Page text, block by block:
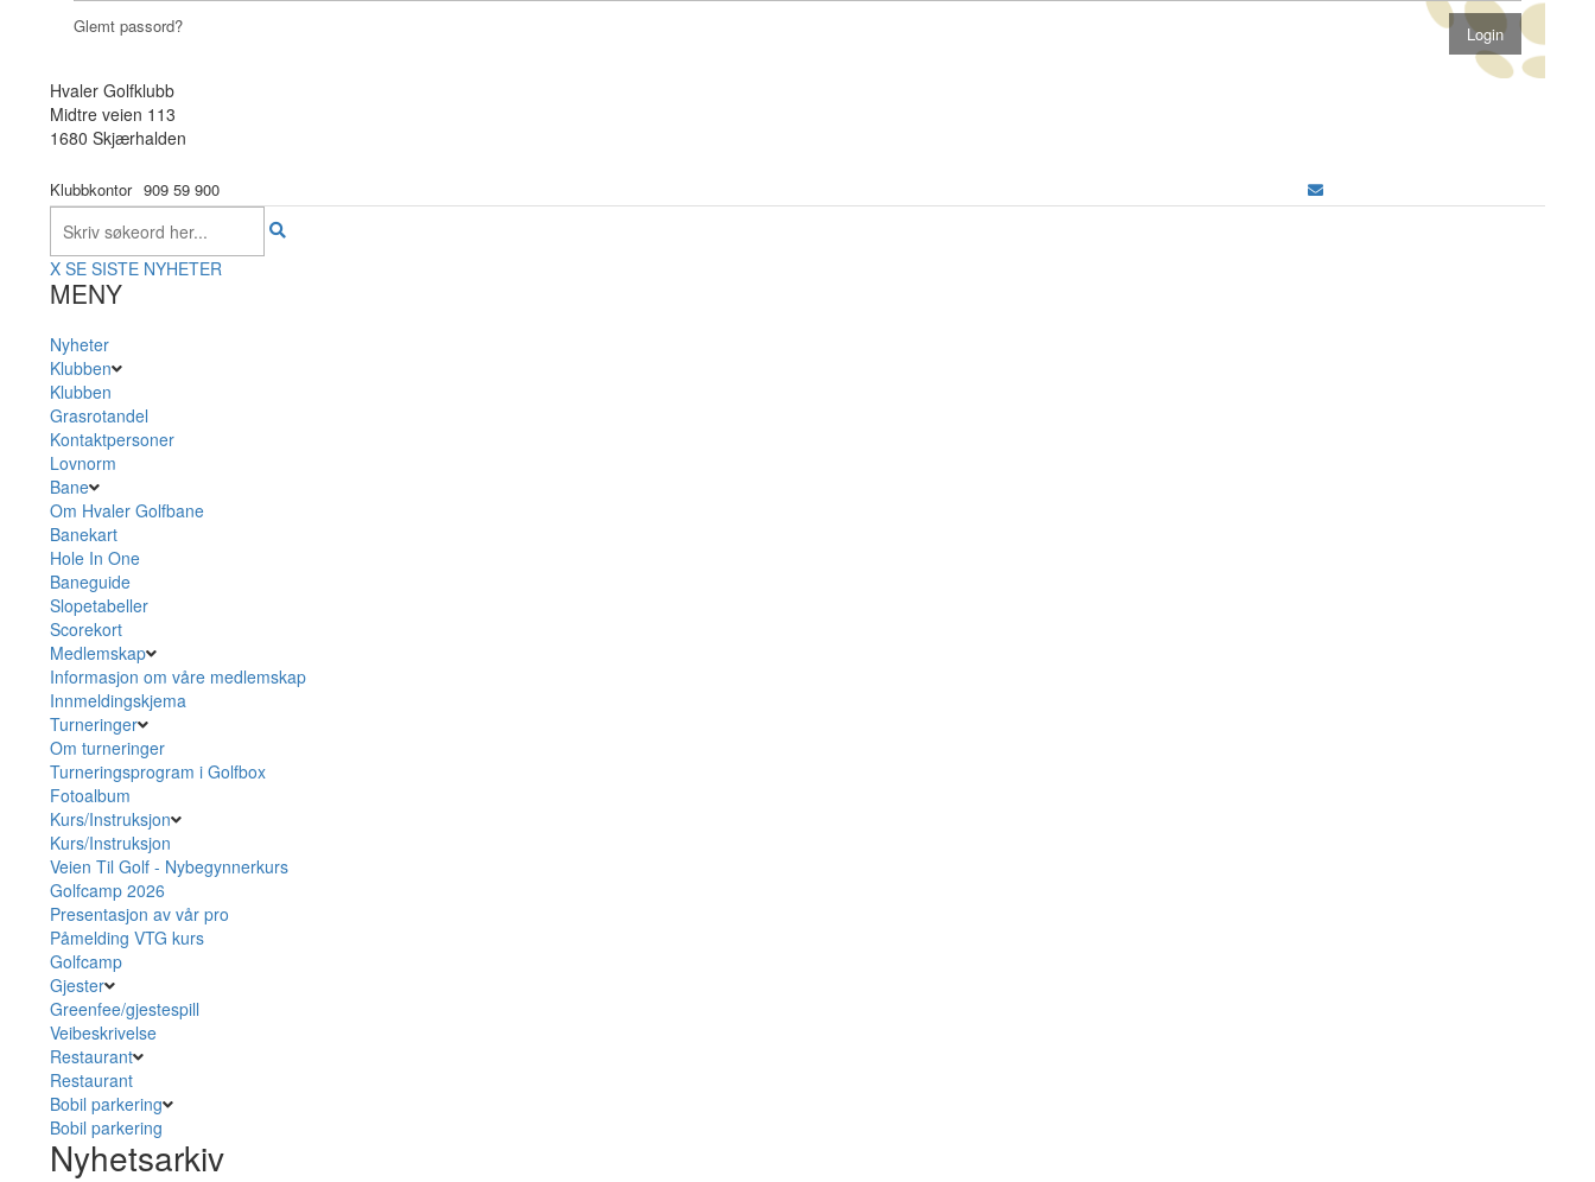
Glemt passord?
Hvaler Golfklubb
Midtre veien 113
1680 Skjærhalden
Klubbkontor 909 59 900
X SE SISTE NYHETER
MENY
Nyheter
Klubben
Klubben
Grasrotandel
Kontaktpersoner
Lovnorm
Bane
Om Hvaler Golfbane
Banekart
Hole In One
Baneguide
Slopetabeller
Scorekort
Medlemskap
Informasjon om våre medlemskap
Innmeldingskjema
Turneringer
Om turneringer
Turneringsprogram i Golfbox
Fotoalbum
Kurs/Instruksjon
Kurs/Instruksjon
Veien Til Golf - Nybegynnerkurs
Golfcamp 2026
Presentasjon av vår pro
Påmelding VTG kurs
Golfcamp
Gjester
Greenfee/gjestespill
Veibeskrivelse
Restaurant
Restaurant
Bobil parkering
Bobil parkering
Nyhetsarkiv